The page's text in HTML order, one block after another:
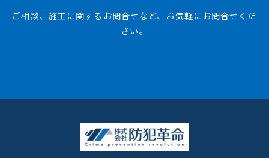
ご相談、施工に関するお問合せなど、お気軽にお問合せくだ
さい。